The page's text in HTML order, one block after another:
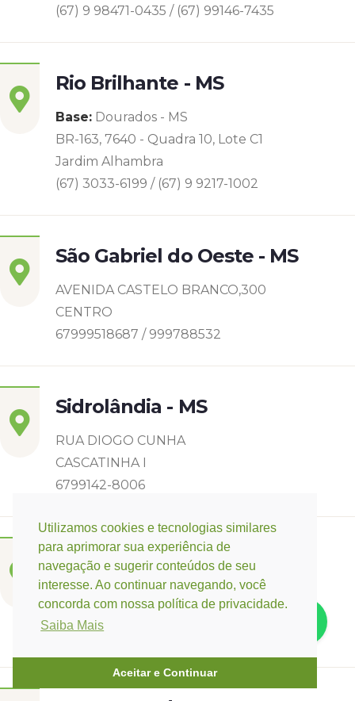
Utilizamos cookies e tecnologias similares
para aprimorar sua experiência de
navegação e sugerir conteúdos de seu
interesse. Ao continuar navegando, você
concorda com nossa política de privacidade.
Saiba Mais
Aceitar e Continuar
(67) 9 98471-0435 / (67) 99146-7435
Rio Brilhante - MS
Base: Dourados - MS
BR-163, 7640 - Quadra 10, Lote C1
Jardim Alhambra
(67) 3033-6199 / (67) 9 9217-1002
São Gabriel do Oeste - MS
AVENIDA CASTELO BRANCO,300
CENTRO
67999518687 / 999788532
Sidrolândia - MS
RUA DIOGO CUNHA
CASCATINHA I
6799142-8006
Três Lagoas - MS
Rua Eurídice Chagas Cruz, 2675
Centro
(67) 9 9249-5406